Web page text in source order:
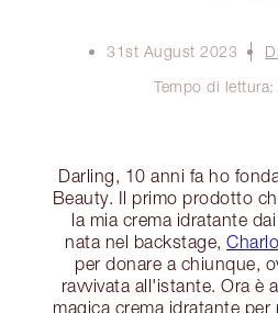
31st August 2023
Tempo di
Darling, 10 anni fa ho
Beauty. Il primo prodotto
la mia crema idratante
nata nel backstage,
per donare a chiunque,
ravvivata all'istante. Ora è
magica crema idratante